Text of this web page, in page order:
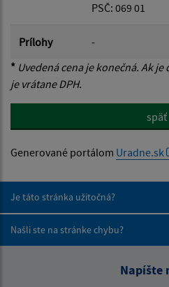
PSČ: 069 01
Prílohy
-
* Uvedená cena je konečná. Ak
je vrátane DPH.
späť
Generované portálom Uradne.sk
Je táto stránka užitočná?
Našli ste na stránke chybu?
Napíšte